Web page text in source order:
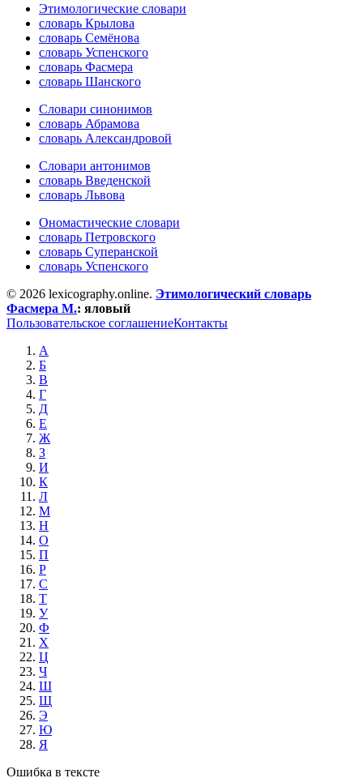
Этимологические словари
словарь Крылова
словарь Семёнова
словарь Успенского
словарь Фасмера
словарь Шанского
Словари синонимов
словарь Абрамова
словарь Александровой
Словари антонимов
словарь Введенской
словарь Львова
Ономастические словари
словарь Петровского
словарь Суперанской
словарь Успенского
© 2026 lexicography.online. Этимологический словарь
Фасмера М.: яловый
Пользовательское соглашениеКонтакты
А
Б
В
Г
Д
Е
Ж
З
И
К
Л
М
Н
О
П
Р
С
Т
У
Ф
Х
Ц
Ч
Ш
Щ
Э
Ю
Я
Ошибка в тексте